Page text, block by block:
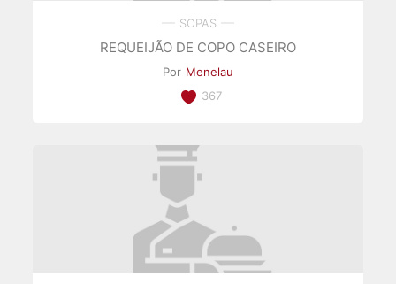
SOPAS
REQUEIJÃO DE COPO CASEIRO
Por Menelau
367